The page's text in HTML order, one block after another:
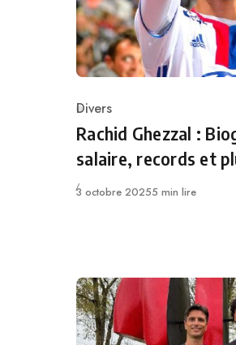
Category
Divers
Rachid Ghezzal :
salaire, records et
Publié
3 octobre 20255 min lire